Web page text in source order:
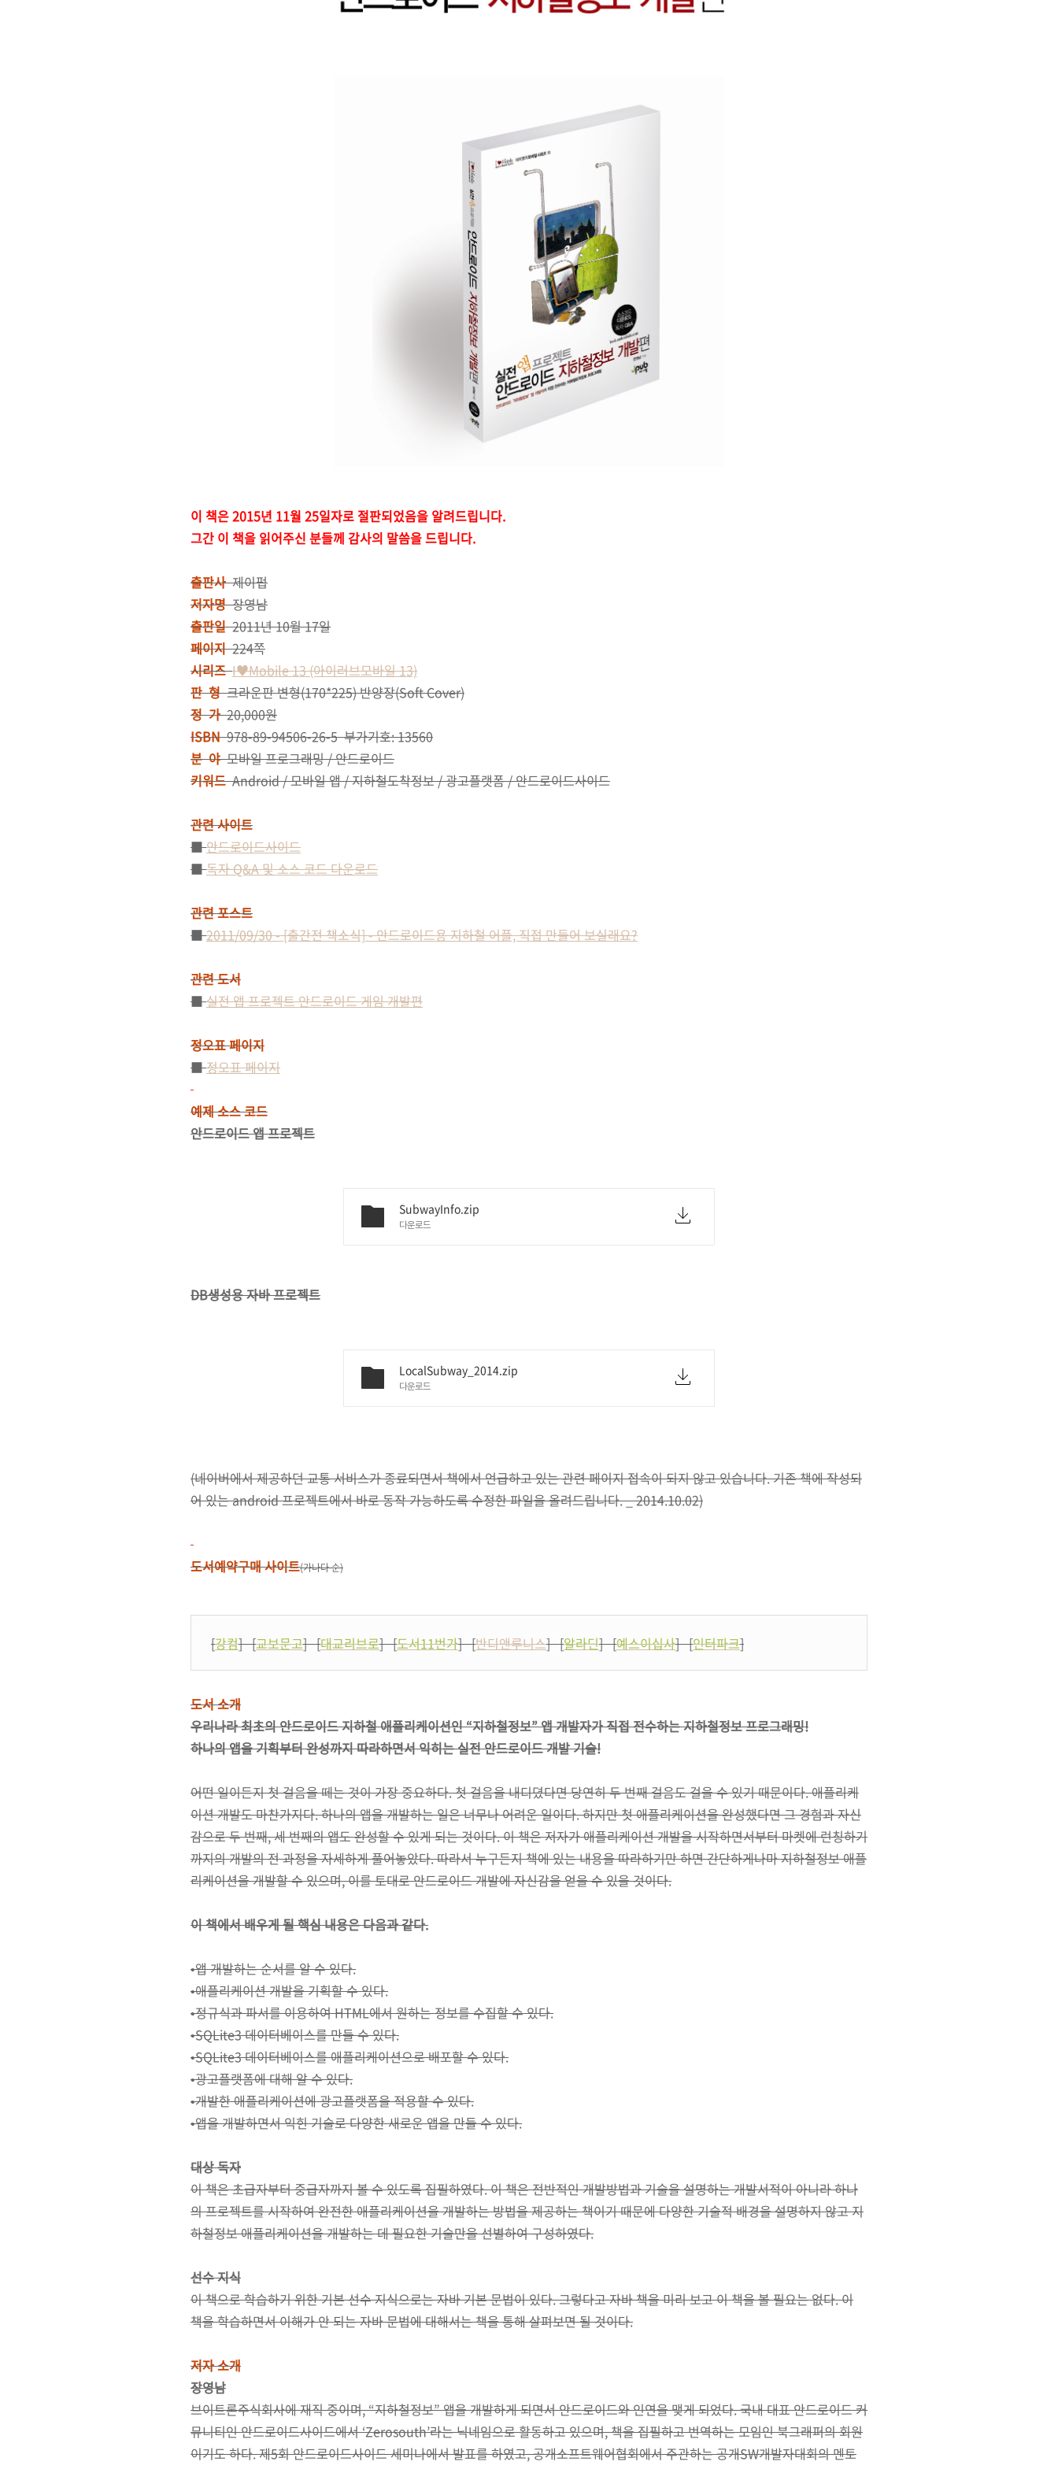
이 책은 2015년 11월 25일자로 절판되었음을 알려드립니다.
그간 이 책을 읽어주신 분들께 감사의 말씀을 드립니다.
출판사제이펍
저자명장영남
출판일2011년 10월 17일
페이지224쪽
시리즈 I♥Mobile 13 (아이러브모바일 13)
판 형크라운판 변형(170*225) 반양장(Soft Cover)
정 가20,000원
ISBN978-89-94506-26-5 부가기호: 13560
분 야모바일 프로그래밍 / 안드로이드
키워드Android / 모바일 앱 / 지하철도착정보 / 광고플랫폼 / 안드로이드사이드
관련 사이트
■안드로이드사이드
■독자 Q&A 및 소스 코드 다운로드
관련 포스트
■2011/09/30 - [출간전 책소식] - 안드로이드용 지하철 어플, 직접 만들어 보실래요?
관련 도서
■실전 앱 프로젝트 안드로이드 게임 개발편
정오표 페이지
■정오표 페이지
예제 소스 코드
안드로이드 앱 프로젝트
SubwayInfo.zip
다운로드
DB생성용 자바 프로젝트
LocalSubway_2014.zip
다운로드
(네이버에서 제공하던 교통 서비스가 종료되면서 책에서 언급하고 있는 관련 페이지 접속이 되지 않고 있습니다. 기존 책에 작성되
어 있는 android 프로젝트에서 바로 동작 가능하도록 수정한 파일을 올려드립니다. _ 2014.10.02)
도서예약구매 사이트(가나다 순)
[강컴] [교보문고] [대교리브로] [도서11번가] [반디앤루니스] [알라딘] [예스이십사] [인터파크]
도서 소개
우리나라 최초의 안드로이드 지하철 애플리케이션인 “지하철정보” 앱 개발자가 직접 전수하는 지하철정보 프로그래밍!
하나의 앱을 기획부터 완성까지 따라하면서 익히는 실전 안드로이드 개발 기술!
어떤 일이든지 첫 걸음을 떼는 것이 가장 중요하다. 첫 걸음을 내디뎠다면 당연히 두 번째 걸음도 걸을 수 있기 때문이다. 애플리케
이션 개발도 마찬가지다. 하나의 앱을 개발하는 일은 너무나 어려운 일이다. 하지만 첫 애플리케이션을 완성했다면 그 경험과 자신
감으로 두 번째, 세 번째의 앱도 완성할 수 있게 되는 것이다. 이 책은 저자가 애플리케이션 개발을 시작하면서부터 마켓에 런칭하기
까지의 개발의 전 과정을 자세하게 풀어놓았다. 따라서 누구든지 책에 있는 내용을 따라하기만 하면 간단하게나마 지하철정보 애플
리케이션을 개발할 수 있으며, 이를 토대로 안드로이드 개발에 자신감을 얻을 수 있을 것이다.
이 책에서 배우게 될 핵심 내용은 다음과 같다.
•앱 개발하는 순서를 알 수 있다.
•애플리케이션 개발을 기획할 수 있다.
•정규식과 파서를 이용하여 HTML에서 원하는 정보를 수집할 수 있다.
•SQLite3 데이터베이스를 만들 수 있다.
•SQLite3 데이터베이스를 애플리케이션으로 배포할 수 있다.
•광고플랫폼에 대해 알 수 있다.
•개발한 애플리케이션에 광고플랫폼을 적용할 수 있다.
•앱을 개발하면서 익힌 기술로 다양한 새로운 앱을 만들 수 있다.
대상 독자
이 책은 초급자부터 중급자까지 볼 수 있도록 집필하였다. 이 책은 전반적인 개발방법과 기술을 설명하는 개발서적이 아니라 하나
의 프로젝트를 시작하여 완전한 애플리케이션을 개발하는 방법을 제공하는 책이기 때문에 다양한 기술적 배경을 설명하지 않고 지
하철정보 애플리케이션을 개발하는 데 필요한 기술만을 선별하여 구성하였다.
선수 지식
이 책으로 학습하기 위한 기본 선수 지식으로는 자바 기본 문법이 있다. 그렇다고 자바 책을 미리 보고 이 책을 볼 필요는 없다. 이
책을 학습하면서 이해가 안 되는 자바 문법에 대해서는 책을 통해 살펴보면 될 것이다.
저자 소개
장영남
브이트론주식회사에 재직 중이며, “지하철정보” 앱을 개발하게 되면서 안드로이드와 인연을 맺게 되었다. 국내 대표 안드로이드 커
뮤니티인 안드로이드사이드에서 ‘Zerosouth’라는 닉네임으로 활동하고 있으며, 책을 집필하고 번역하는 모임인 북그래퍼의 회원
이기도 하다. 제5회 안드로이드사이드 세미나에서 발표를 하였고, 공개소프트웨어협회에서 주관하는 공개SW개발자대회의 멘토